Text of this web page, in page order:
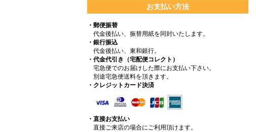
お支払い方法
・郵便振替
代金後払い、振替用紙を同封いたします。
・銀行振込
代金後払い、東和銀行。
・代金代引き（宅配便コレクト）
宅急便でのお届けした際にお支払い下さい。
別途宅急便送料を頂きます。
・クレジットカード決済
・直接お支払い
直接ご来店の場合にご利用頂けます。